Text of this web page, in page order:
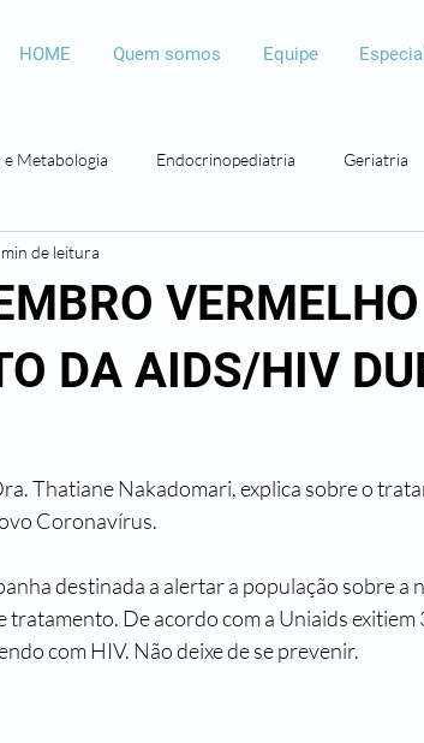
HOME Quem somos Equipe
Metabologia Endocrinopediatria Geriatria
Psicopedagogia
DA AIDS/HIV
min de leitura
Thatiane Nakadomari, explica sobre o
Coronavírus.
tratamento. De acordo com a Uniaids exitiem
com HIV. Não deixe de se prevenir.